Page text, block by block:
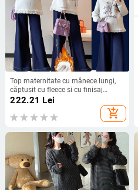
Top maternitate cu mânece lungi,
căptușit cu fleece și cu finisaj
catifelat, pentru toamnă–iarna, stil
222.21 Lei
add_shopping_cart